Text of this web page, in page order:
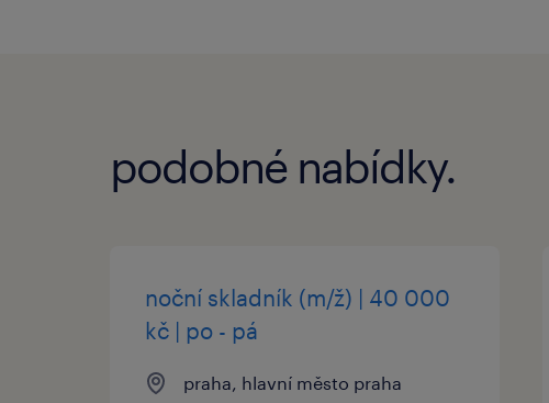
podobné nabídky.
noční skladník (m/ž) | 40 000
kč | po - pá
praha, hlavní město praha